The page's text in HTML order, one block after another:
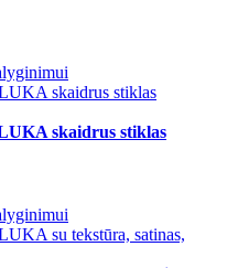
skaidrus stiklas